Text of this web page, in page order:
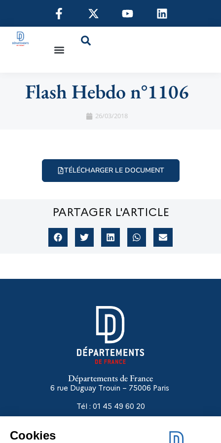
Flash Hebdo n°1106
26/03/2018
TÉLÉCHARGER LE DOCUMENT
PARTAGER L'ARTICLE
Départements de France
6 rue Duguay Trouin – 75006 Paris
Tél : 01 45 49 60 20